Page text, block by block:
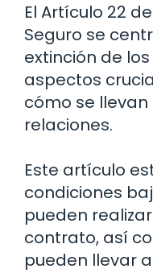
El Artículo 22
Seguro se
extinción de
aspectos
cómo se
relaciones.
Este artículo
condiciones
pueden
contrato, así
pueden llevar